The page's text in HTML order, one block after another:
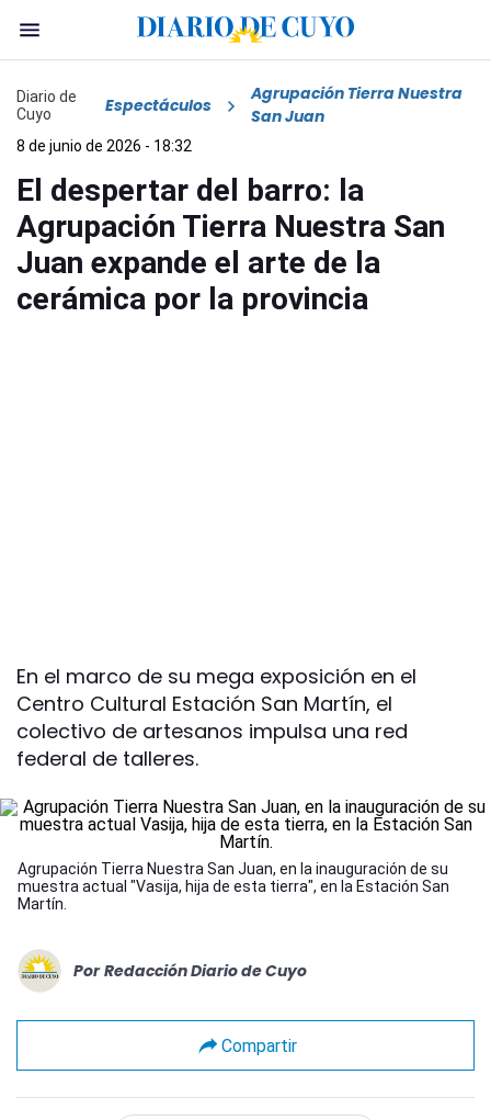
Diario de
Cuyo
Espectáculos
Agrupación Tierra Nuestra
San Juan
8 de junio de 2026 - 18:32
El despertar del barro: la
Agrupación Tierra Nuestra San
Juan expande el arte de la
cerámica por la provincia
En el marco de su mega exposición en el
Centro Cultural Estación San Martín, el
colectivo de artesanos impulsa una red
federal de talleres.
Agrupación Tierra Nuestra San Juan, en la inauguración de su
muestra actual "Vasija, hija de esta tierra", en la Estación San
Martín.
Por Redacción Diario de Cuyo
Compartir